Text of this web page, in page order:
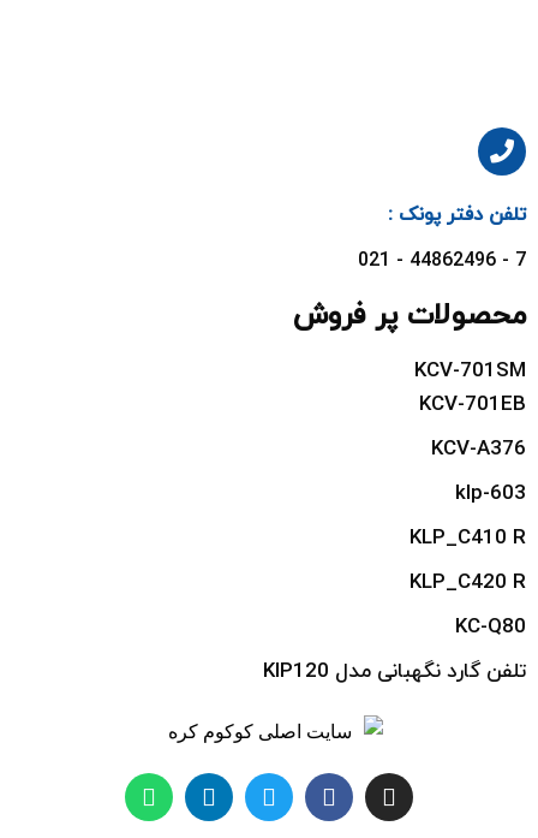
تلفن دفتر پونک :
7 - 44862496 - 021
محصولات پر فروش
KCV-701SM
KCV-701EB
KCV-A376
klp-603
KLP_C410 R
KLP_C420 R
KC-Q80
تلفن گارد نگهبانی مدل KIP120